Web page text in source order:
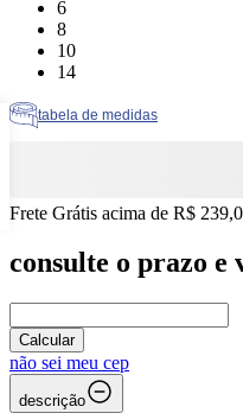
Tamanho: 6
6
Tamanho: 8
8
Tamanho: 10
10
Tamanho: 14
14
tabela de medidas
Frete Grátis acima de R$
consulte o prazo e
Calcular
não sei meu cep
descrição